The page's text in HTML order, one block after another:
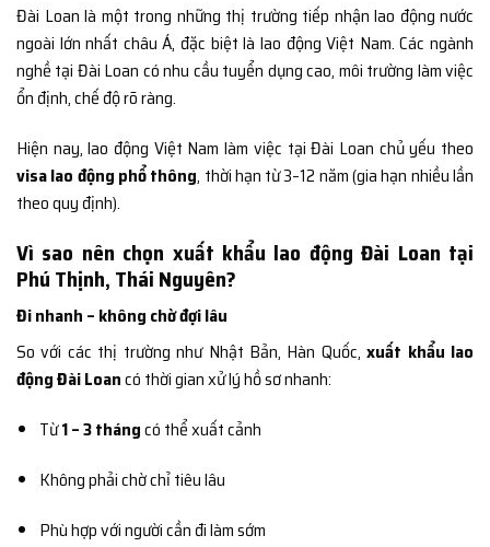
Đài Loan là một trong những thị trường tiếp nhận lao động nước
ngoài lớn nhất châu Á, đặc biệt là lao động Việt Nam. Các ngành
nghề tại Đài Loan có nhu cầu tuyển dụng cao, môi trường làm việc
ổn định, chế độ rõ ràng.
Hiện nay, lao động Việt Nam làm việc tại Đài Loan chủ yếu theo
visa lao động phổ thông, thời hạn từ 3–12 năm (gia hạn nhiều lần
theo quy định).
Vì sao nên chọn xuất khẩu lao động Đài Loan tại
Phú Thịnh, Thái Nguyên?
Đi nhanh – không chờ đợi lâu
So với các thị trường như Nhật Bản, Hàn Quốc,xuất khẩu lao
động Đài Loancó thời gian xử lý hồ sơ nhanh:
Từ1 – 3 thángcó thể xuất cảnh
Không phải chờ chỉ tiêu lâu
Phù hợp với người cần đi làm sớm